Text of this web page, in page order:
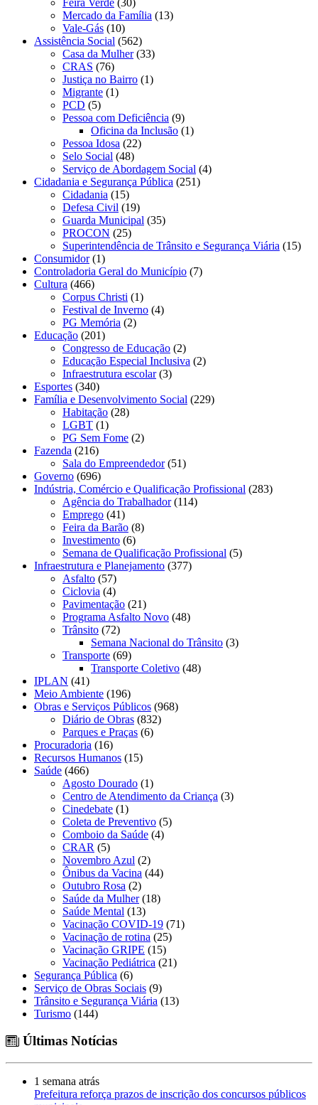
Mercado da Família (13)
Vale-Gás (10)
Assistência Social (562)
Casa da Mulher(33)
CRAS (76)
Justiça no Bairro (1)
Migrante (1)
PCD (5)
Pessoa com Deficiência (9)
Oficina da Inclusão (1)
Pessoa Idosa (22)
Selo Social (48)
Serviço de Abordagem Social (4)
Cidadania e Segurança Pública (251)
Cidadania (15)
Defesa Civil (19)
Guarda Municipal (35)
PROCON (25)
Superintendência de Trânsito e Segurança Viária (15)
Consumidor(1)
Controladoria Geral do Município (7)
Cultura (466)
Corpus Christi (1)
Festival de Inverno (4)
PG Memória (2)
Educação (201)
Congresso de Educação (2)
Educação Especial Inclusiva (2)
Infraestrutura escolar(3)
Esportes (340)
Família e Desenvolvimento Social (229)
Habitação (28)
LGBT (1)
PG Sem Fome (2)
Fazenda (216)
Sala do Empreendedor(51)
Governo (696)
Indústria, Comércio e Qualificação Profissional (283)
Agência do Trabalhador(114)
Emprego (41)
Feira da Barão (8)
Investimento (6)
Semana de Qualificação Profissional (5)
Infraestrutura e Planejamento (377)
Asfalto (57)
Ciclovia (4)
Pavimentação (21)
Programa Asfalto Novo (48)
Trânsito (72)
Semana Nacional do Trânsito (3)
Transporte (69)
Transporte Coletivo (48)
IPLAN (41)
Meio Ambiente (196)
Obras e Serviços Públicos (968)
Diário de Obras (832)
Parques e Praças (6)
Procuradoria (16)
Recursos Humanos (15)
Saúde (466)
Agosto Dourado (1)
Centro de Atendimento da Criança (3)
Cinedebate (1)
Coleta de Preventivo (5)
Comboio da Saúde (4)
CRAR (5)
Novembro Azul (2)
Ônibus da Vacina (44)
Outubro Rosa (2)
Saúde da Mulher(18)
Saúde Mental (13)
Vacinação COVID-19 (71)
Vacinação de rotina (25)
Vacinação GRIPE (15)
Vacinação Pediátrica (21)
Segurança Pública (6)
Serviço de Obras Sociais (9)
Trânsito e Segurança Viária (13)
Turismo (144)
Últimas Notícias
1 semana atrás
Prefeitura reforça prazos de inscrição dos concursos públicos